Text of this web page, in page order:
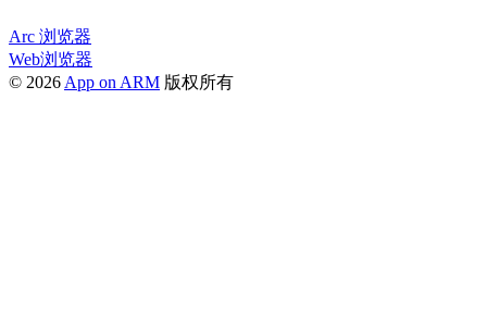
Arc 浏览器
Web浏览器
© 2026 App on ARM 版权所有